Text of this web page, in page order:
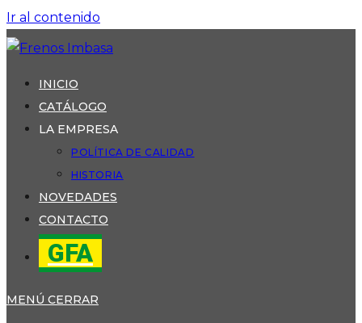
Ir al contenido
INICIO
CATÁLOGO
LA EMPRESA
POLÍTICA DE CALIDAD
HISTORIA
NOVEDADES
CONTACTO
GFA
MENÚ CERRAR